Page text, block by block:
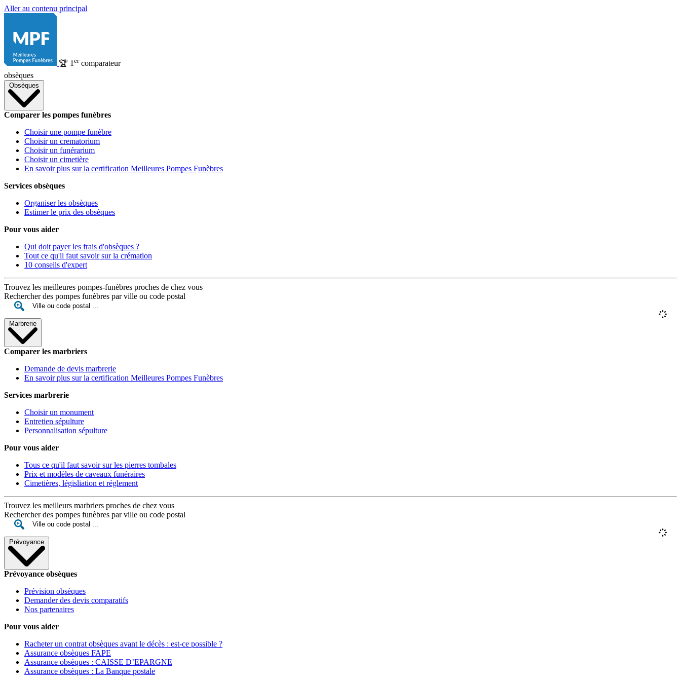
Aller au contenu principal
🏆 1 ercomparateur
obsèques
Obsèques
Comparer les pompes funèbres
Choisir une pompe funèbre
Choisir un crematorium
Choisir un funérarium
Choisir un cimetière
En savoir plus sur la certification Meilleures Pompes Funèbres
Services obsèques
Organiser les obsèques
Estimer le prix des obsèques
Pour vous aider
Qui doit payer les frais d'obsèques ?
Tout ce qu'il faut savoir sur la crémation
10 conseils d'expert
Trouvez les meilleures pompes-funèbres proches de chez vous
Rechercher des pompes funèbres par ville ou code postal
Marbrerie
Comparer les marbriers
Demande de devis marbrerie
En savoir plus sur la certification Meilleures Pompes Funèbres
Services marbrerie
Choisir un monument
Entretien sépulture
Personnalisation sépulture
Pour vous aider
Tous ce qu'il faut savoir sur les pierres tombales
Prix et modèles de caveaux funéraires
Cimetières, législiation et réglement
Trouvez les meilleurs marbriers proches de chez vous
Rechercher des pompes funèbres par ville ou code postal
Prévoyance
Prévoyance obsèques
Prévision obsèques
Demander des devis comparatifs
Nos partenaires
Pour vous aider
Racheter un contrat obsèques avant le décès : est-ce possible ?
Assurance obsèques FAPE
Assurance obsèques : CAISSE D’EPARGNE
Assurance obsèques : La Banque postale